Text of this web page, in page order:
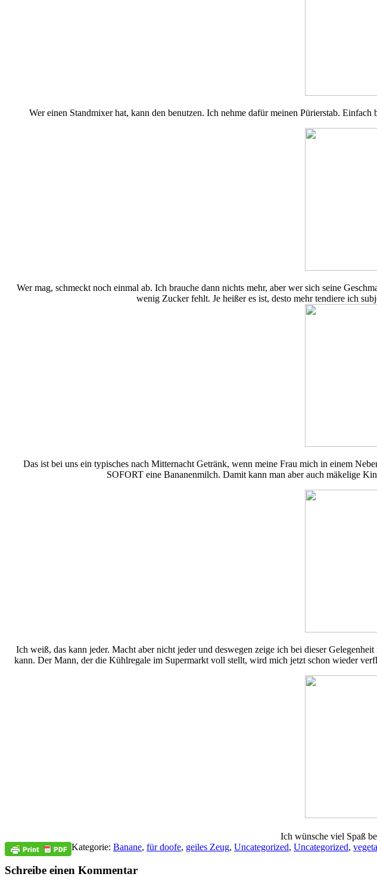
Wer einen Standmixer hat, kann den benutzen. Ich nehme dafür meinen Pürierstab.
Wer mag, schmeckt noch einmal ab. Ich brauche dann nichts mehr, aber wer sich seine
wenig Zucker fehlt. Je heißer es ist, desto mehr tendiere ich
Das ist bei uns ein typisches nach Mitternacht Getränk, wenn meine Frau mich in einem
SOFORT eine Bananenmilch. Damit kann man aber auch mäkelige
Ich weiß, das kann jeder. Macht aber nicht jeder und deswegen zeige ich bei dieser
kann. Der Mann, der die Kühlregale im Supermarkt voll stellt, wird mich jetzt schon wieder
Ich wünsche viel Spaß
Kategorie: Banane, für doofe, geiles Zeug, Uncategorized, Uncategorized,
Schreibe einen Kommentar